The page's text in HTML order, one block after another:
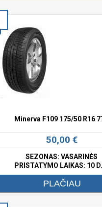
Minerva F109 175/50 R16
50,00 €
SEZONAS: VASARINĖS
PRISTATYMO LAIKAS: 10
PLAČIAU